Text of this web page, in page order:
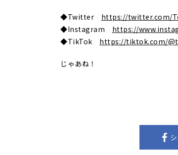
◆Twitter https://twitter.com/
◆Instagram https://
◆TikTok https://tiktok.com/
じゃあね！